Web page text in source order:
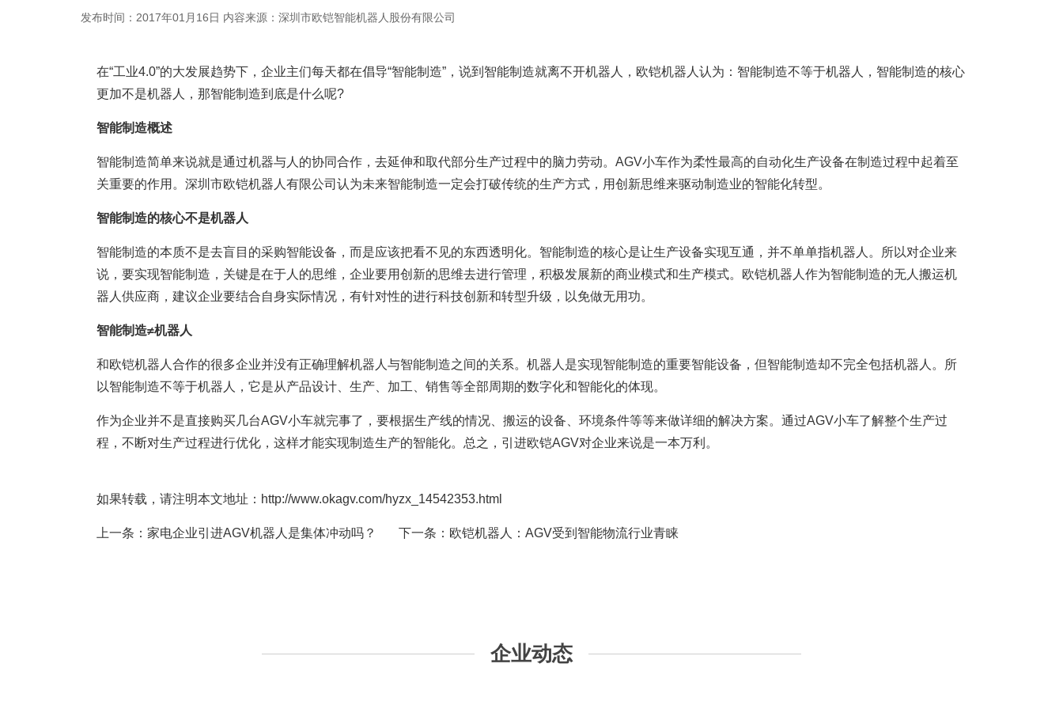
发布时间：2017年01月16日 内容来源：深圳市欧铠智能机器人股份有限公司
在“工业4.0”的大发展趋势下，企业主们每天都在倡导“智能制造”，说到智能制造就离不开机器人，欧铠机器人认为：智能制造不等于机器人，智能制造的核心
更加不是机器人，那智能制造到底是什么呢?
智能制造概述
智能制造简单来说就是通过机器与人的协同合作，去延伸和取代部分生产过程中的脑力劳动。AGV小车作为柔性最高的自动化生产设备在制造过程中起着至
关重要的作用。深圳市欧铠机器人有限公司认为未来智能制造一定会打破传统的生产方式，用创新思维来驱动制造业的智能化转型。
智能制造的核心不是机器人
智能制造的本质不是去盲目的采购智能设备，而是应该把看不见的东西透明化。智能制造的核心是让生产设备实现互通，并不单单指机器人。所以对企业来
说，要实现智能制造，关键是在于人的思维，企业要用创新的思维去进行管理，积极发展新的商业模式和生产模式。欧铠机器人作为智能制造的无人搬运机
器人供应商，建议企业要结合自身实际情况，有针对性的进行科技创新和转型升级，以免做无用功。
智能制造≠机器人
和欧铠机器人合作的很多企业并没有正确理解机器人与智能制造之间的关系。机器人是实现智能制造的重要智能设备，但智能制造却不完全包括机器人。所
以智能制造不等于机器人，它是从产品设计、生产、加工、销售等全部周期的数字化和智能化的体现。
作为企业并不是直接购买几台AGV小车就完事了，要根据生产线的情况、搬运的设备、环境条件等等来做详细的解决方案。通过AGV小车了解整个生产过
程，不断对生产过程进行优化，这样才能实现制造生产的智能化。总之，引进欧铠AGV对企业来说是一本万利。
如果转载，请注明本文地址：http://www.okagv.com/hyzx_14542353.html
上一条： 家电企业引进AGV机器人是集体冲动吗？ 下一条： 欧铠机器人：AGV受到智能物流行业青睐
企业动态